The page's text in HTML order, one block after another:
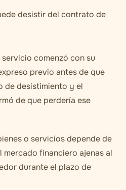
desistir del contrato de
comenzó con su
previo antes de que
de desistimiento y el
de que perdería ese
o servicios depende de
financiero ajenas al
durante el plazo de